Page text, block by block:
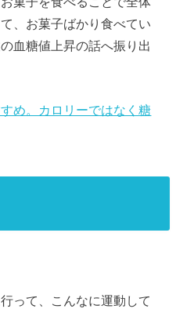
、お菓子ばかり食べてい
血糖値上昇の話へ振り出
め。カロリーではなく糖
って、こんなに運動して